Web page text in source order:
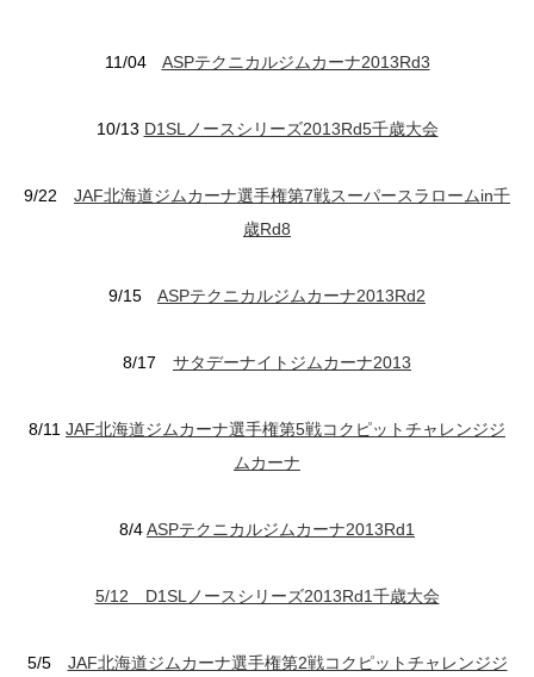
11/04 ASPテクニカルジムカーナ2013Rd3
10/13 D1SLノースシリーズ2013Rd5千歳大会
9/22 JAF北海道ジムカーナ選手権第7戦スーパースラロームin千
歳Rd8
9/15 ASPテクニカルジムカーナ2013Rd2
8/17 サタデーナイトジムカーナ2013
8/11 JAF北海道ジムカーナ選手権第5戦コクピットチャレンジジ
ムカーナ
8/4ASPテクニカルジムカーナ2013Rd1
5/12 D1SLノースシリーズ2013Rd1千歳大会
5/5 JAF北海道ジムカーナ選手権第2戦コクピットチャレンジジ